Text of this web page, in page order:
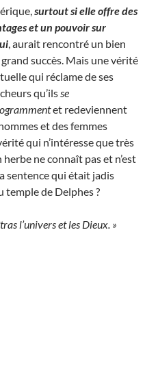
surtout si elle offre des
et un pouvoir sur
, aurait rencontré un bien
succès. Mais une vérité
qui réclame de ses
qu’ils se
et redeviennent
et des femmes
qui n’intéresse que très
ne connaît pas et n’est
sentence qui était jadis
de Delphes ?
l’univers et les Dieux. »